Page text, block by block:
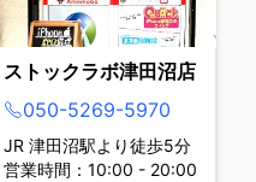
ストックラボ津田沼店
050-5269-5970
JR 津田沼駅より徒歩5分
営業時間：10:00 - 20:00